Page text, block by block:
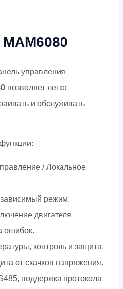
МАМ6080
управления
позволяет легко
и обслуживать
/ Локальное
режим.
двигателя.
ошибок.
контроль и защита.
от скачков напряжения.
поддержка протокола